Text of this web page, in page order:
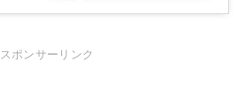
スポンサーリンク